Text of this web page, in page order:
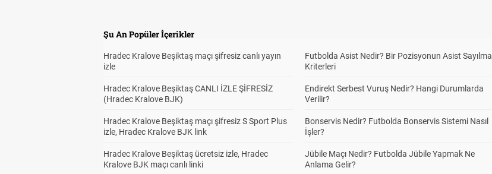
Şu An Popüler İçerikler
Hradec Kralove Beşiktaş maçı şifresiz canlı yayın
izle
Hradec Kralove Beşiktaş CANLI İZLE ŞİFRESİZ
(Hradec Kralove BJK)
Hradec Kralove Beşiktaş maçı şifresiz S Sport Plus
izle, Hradec Kralove BJK link
Hradec Kralove Beşiktaş ücretsiz izle, Hradec
Kralove BJK maçı canlı linki
Futbolda Asist Nedir? Bir Pozisyonun Asist Sayılma
Kriterleri
Endirekt Serbest Vuruş Nedir? Hangi Durumlarda
Verilir?
Bonservis Nedir? Futbolda Bonservis Sistemi Nasıl
İşler?
Jübile Maçı Nedir? Futbolda Jübile Yapmak Ne
Anlama Gelir?